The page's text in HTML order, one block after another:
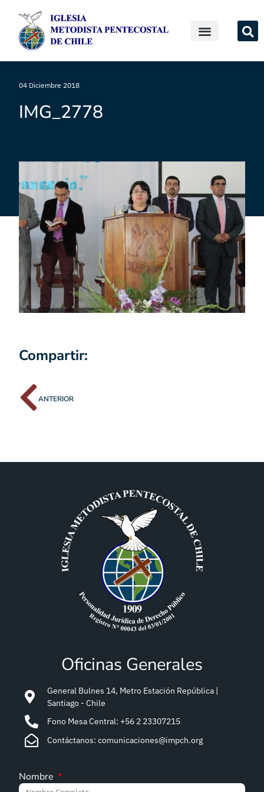
04 Diciembre 2018
IMG_2778
Compartir:
ANTERIOR
Oficinas Generales
General Bulnes 14, Metro Estación República |
Santiago - Chile
Fono Mesa Central: +56 2 23307215
Contáctanos: comunicaciones@impch.org
Nombre